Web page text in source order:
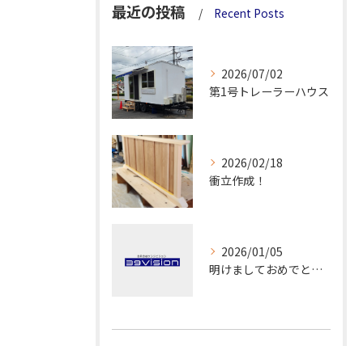
最近の投稿 Recent Posts
2026/07/02
第1号トレーラーハウス
2026/02/18
衝立作成！
2026/01/05
明けましておめでとうございます！